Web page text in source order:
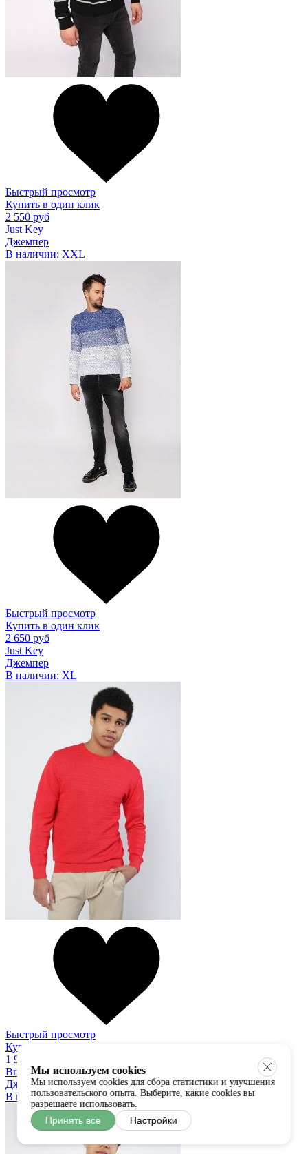
Быстрый просмотр
Купить в один клик
2 550 руб
Just Key
Джемпер
В наличии: XXL
Быстрый просмотр
Купить в один клик
2 650 руб
Just Key
Джемпер
В наличии: XL
Быстрый просмотр
Купить в один клик
1 900 руб
Bruno Leoni
Джемпер
В наличии:L
Мы используем cookies
Мы используем cookies для сбора статистики и улучшения
пользовательского опыта. Выберите, какие cookies вы
разрешаете использовать.
Принять все Настройки